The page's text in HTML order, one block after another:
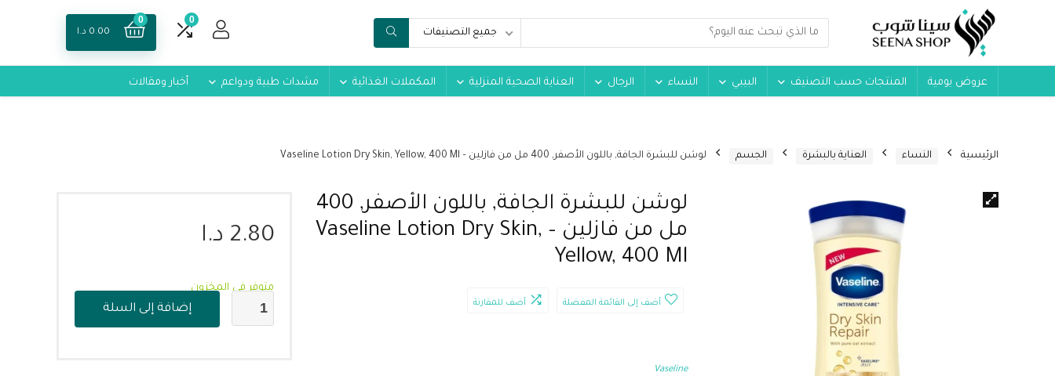
جميع التصنيفات
0
0
0.00 د.ا
عروض يومية المنتجات حسب التصنيف البيبي النساء الرجال العناية الصحية المنزلية المكملات الغذائية مشدات طبية ودواعم أخبار ومقالات
الرئيسية النساء العناية بالبشرة الجسم لوشن للبشرة الجافة, باللون الأصفر, 400 مل من فازلين – Vaseline Lotion Dry Skin, Yellow, 400 Ml
لوشن للبشرة الجافة, باللون الأصفر, 400
مل من فازلين – Vaseline Lotion Dry Skin,
Yellow, 400 Ml
أضف إلى القائمة المفضلة أضف للمقارنة
Vaseline
2.80 د.ا
متوفر في المخزون
إضافة إلى السلة